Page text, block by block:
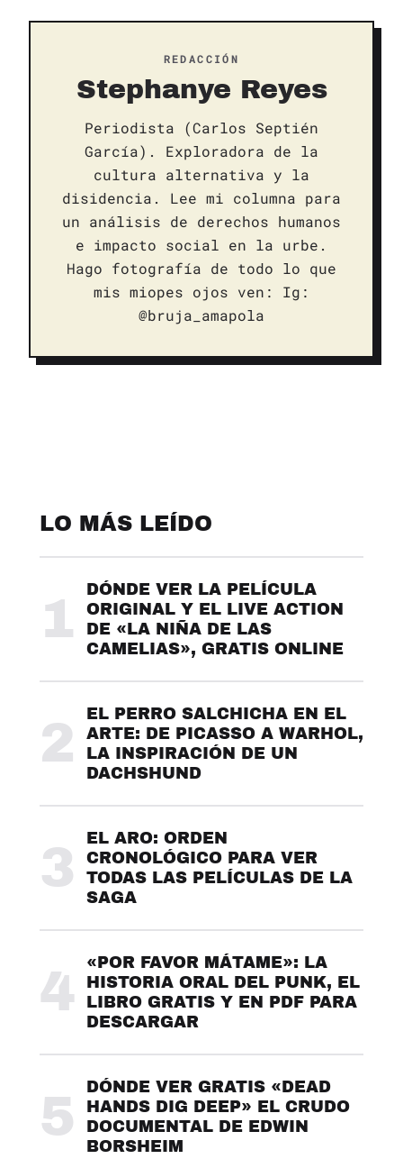
REDACCIÓN
Stephanye Reyes
Periodista (Carlos Septién
García). Exploradora de la
cultura alternativa y la
disidencia. Lee mi columna para
un análisis de derechos humanos
e impacto social en la urbe.
Hago fotografía de todo lo que
mis miopes ojos ven: Ig:
@bruja_amapola
LO MÁS LEÍDO
1
DÓNDE VER LA PELÍCULA
ORIGINAL Y EL LIVE ACTION
DE «LA NIÑA DE LAS
CAMELIAS», GRATIS ONLINE
2
EL PERRO SALCHICHA EN EL
ARTE: DE PICASSO A WARHOL,
LA INSPIRACIÓN DE UN
DACHSHUND
3
EL ARO: ORDEN
CRONOLÓGICO PARA VER
TODAS LAS PELÍCULAS DE LA
SAGA
4
«POR FAVOR MÁTAME»: LA
HISTORIA ORAL DEL PUNK, EL
LIBRO GRATIS Y EN PDF PARA
DESCARGAR
5
DÓNDE VER GRATIS «DEAD
HANDS DIG DEEP» EL CRUDO
DOCUMENTAL DE EDWIN
BORSHEIM